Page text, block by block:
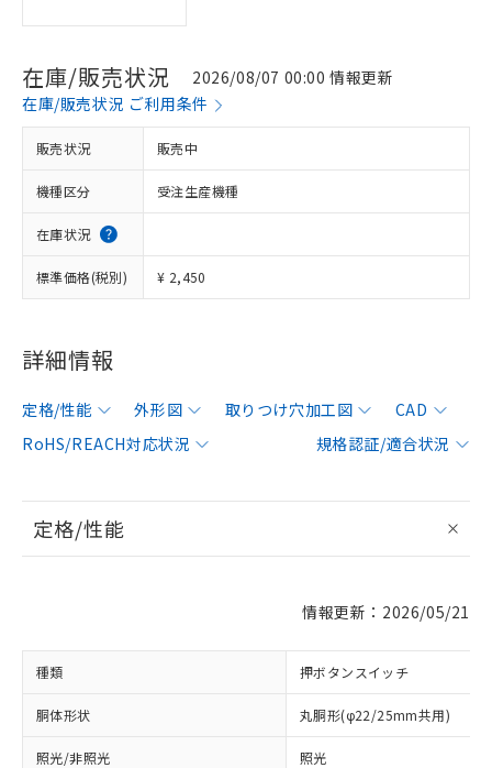
在庫/販売状況
2026/08/07 00:00 情報更新
在庫/販売状況 ご利用条件
販売状況 販売中
機種区分 受注生産機種
在庫状況
標準価格(税別) ¥ 2,450
詳細情報
定格/性能 外形図 取りつけ穴加工図
CAD
RoHS/REACH対応状況
規格認証/適合状況
定格/性能
情報更新：2026/05/21
種類 押ボタンスイッチ
胴体形状 丸胴形(φ22/25mm共用)
照光/非照光 照光